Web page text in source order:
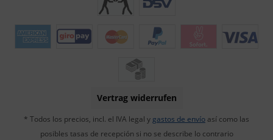
Vertrag widerrufen
* Todos los precios, incl. el IVA legal y gastos de envío así como las
posibles tasas de recepción si no se describe lo contrario